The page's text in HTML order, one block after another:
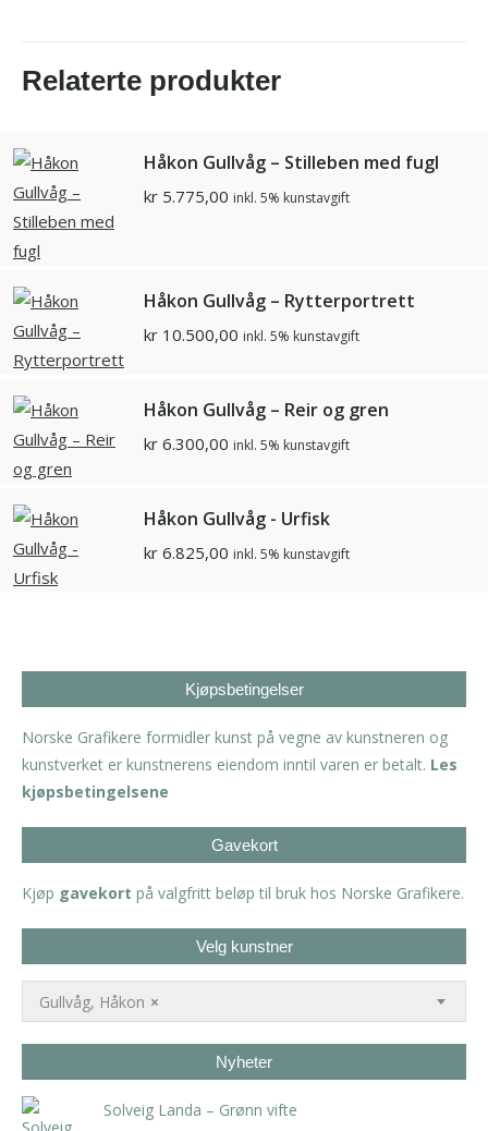
Relaterte produkter
Håkon Gullvåg – Stilleben med fugl
kr 5.775,00 inkl. 5% kunstavgift
Håkon Gullvåg – Rytterportrett
kr 10.500,00 inkl. 5% kunstavgift
Håkon Gullvåg – Reir og gren
kr 6.300,00 inkl. 5% kunstavgift
Håkon Gullvåg - Urfisk
kr 6.825,00 inkl. 5% kunstavgift
Kjøpsbetingelser
Norske Grafikere formidler kunst på vegne av kunstneren og
kunstverket er kunstnerens eiendom inntil varen er betalt. Les
kjøpsbetingelsene
Gavekort
Kjøp gavekort på valgfritt beløp til bruk hos Norske Grafikere.
Velg kunstner
×
Gullvåg, Håkon
Nyheter
Solveig Landa – Grønn vifte